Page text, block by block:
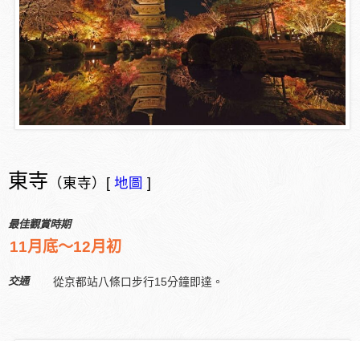
東寺 （東寺）[ 地圖 ]
最佳觀賞時期
11月底～12月初
交通 從京都站八條口步行15分鐘即達。